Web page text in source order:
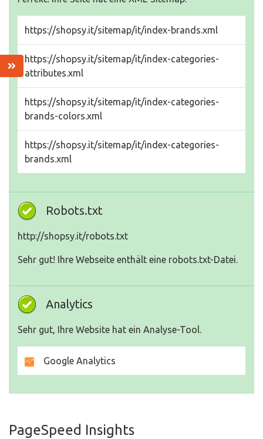
https://shopsy.it/sitemap/it/index-brands.xml
https://shopsy.it/sitemap/it/index-categories-
attributes.xml
https://shopsy.it/sitemap/it/index-categories-
brands-colors.xml
https://shopsy.it/sitemap/it/index-categories-
brands.xml
Robots.txt
http://shopsy.it/robots.txt
Sehr gut! Ihre Webseite enthält eine robots.txt-Datei.
Analytics
Sehr gut, Ihre Website hat ein Analyse-Tool.
Google Analytics
PageSpeed Insights